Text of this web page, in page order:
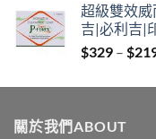
超級雙效威
吉|必利吉|
$329 – $
關於我們ABOUT